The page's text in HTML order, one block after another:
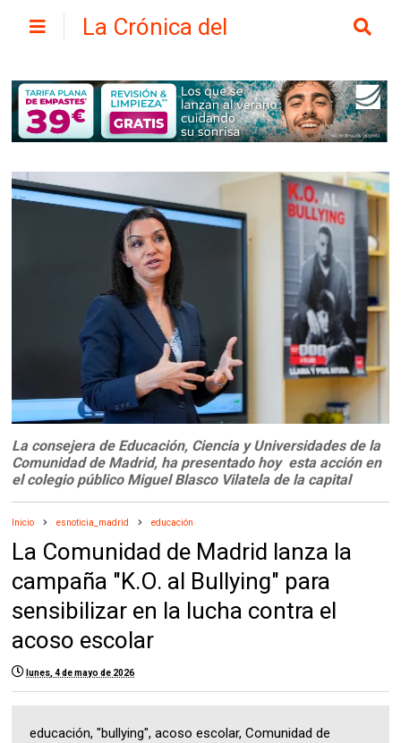
La Crónica del
La consejera de Educación, Ciencia y Universidades de la
Comunidad de Madrid, ha presentado hoy esta acción en
el colegio público Miguel Blasco Vilatela de la capital
Inicio esnoticia_madrid educación
La Comunidad de Madrid lanza la
campaña "K.O. al Bullying" para
sensibilizar en la lucha contra el
acoso escolar
lunes, 4 de mayo de 2026
educación, "bullying", acoso escolar, Comunidad de